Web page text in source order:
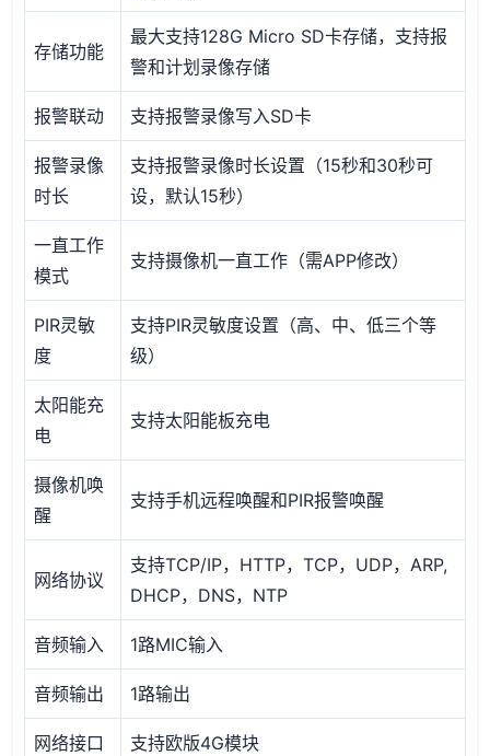
存储功能
最大支持128G Micro SD卡存储，支持报
警和计划录像存储
报警联动 支持报警录像写入SD卡
报警录像
时长
支持报警录像时长设置（15秒和30秒可
设，默认15秒）
一直工作
模式
支持摄像机一直工作（需APP修改）
PIR灵敏
度
支持PIR灵敏度设置（高、中、低三个等
级）
太阳能充
电
支持太阳能板充电
摄像机唤
醒
支持手机远程唤醒和PIR报警唤醒
网络协议
支持TCP/IP，HTTP，TCP，UDP，ARP,
DHCP，DNS，NTP
音频输入 1路MIC输入
音频输出 1路输出
网络接口 支持欧版4G模块